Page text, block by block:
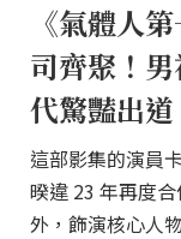
《氣體人
司齊聚！
代驚豔出道
這部影集的演員
暌違 23 年再度合
外，飾演核心人